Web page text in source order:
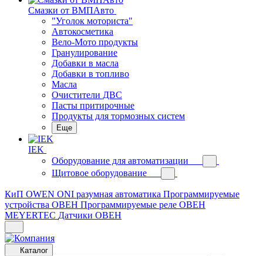
Смазки от ВМПАвто
"Уголок моториста"
Автокосметика
Вело-Мото продукты
Гранулирование
Добавки в масла
Добавки в топливо
Масла
Очистители ДВС
Пасты притирочные
Продукты для тормозных систем
Еще
IEK
Оборудование для автоматизации
Щитовое оборудование
КиП OWEN ONI разумная автоматика Программируемые
устройства ОВЕН Программируемые реле ОВЕН
MEYERTEC Датчики ОВЕН
Каталог